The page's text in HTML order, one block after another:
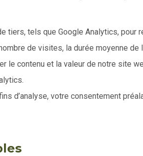
tiers, tels que Google Analytics,
de visites, la durée moyenne
le contenu et la valeur de notre site
d’analyse, votre consentement